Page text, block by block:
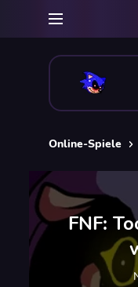
Online-Spiele
FNF: